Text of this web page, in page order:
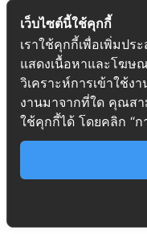
เว็บไซต์นี้ใช้คุกกี้
เราใช้คุกกี้เพื่อเพิ่มปร
แสดงเนื้อหาและโฆษ
วิเคราะห์การเข้าใช้ง
งานมาจากที่ใด คุณส
ใช้คุกกี้ได้ โดยคลิก “ก